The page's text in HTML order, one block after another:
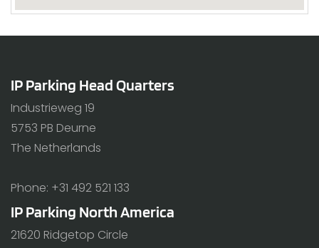
IP Parking Head Quarters
Industrieweg 19
5753 PB Deurne
The Netherlands
Phone: +31 492 521 133
IP Parking North America
21620 Ridgetop Circle